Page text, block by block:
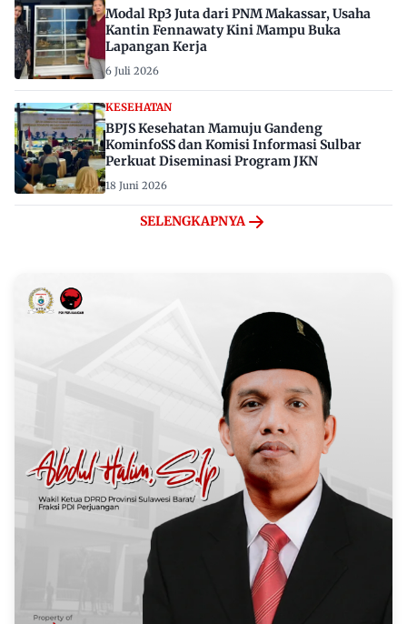
Modal Rp3 Juta dari PNM Makassar, Usaha
Kantin Fennawaty Kini Mampu Buka
Lapangan Kerja
6 Juli 2026
KESEHATAN
BPJS Kesehatan Mamuju Gandeng
KominfoSS dan Komisi Informasi Sulbar
Perkuat Diseminasi Program JKN
18 Juni 2026
SELENGKAPNYA